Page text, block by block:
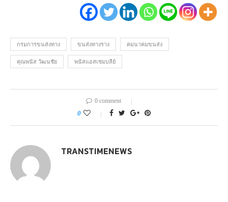
กรมการขนส่งทาง ขนส่งทางราง คมนาคมขนส่ง
คุณพนัส วัฒนชัย พนัสแอสเซมบลีย์
0 comment
0
TRANSTIMENEWS